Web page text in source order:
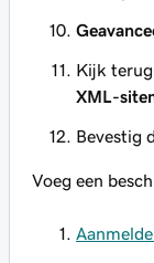
Kijk
XML-
Bevestig
Voeg een